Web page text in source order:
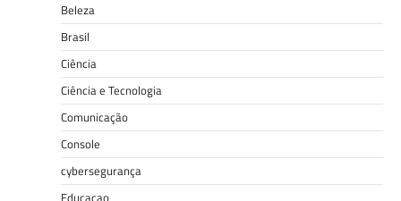
Beleza
Brasil
Ciência
Ciência e Tecnologia
Comunicação
Console
cybersegurança
Educacao